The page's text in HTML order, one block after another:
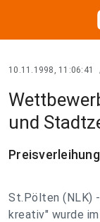
10.11.1998, 11:06:41
und
St.Pölten (NLK)
kreativ" wurde im